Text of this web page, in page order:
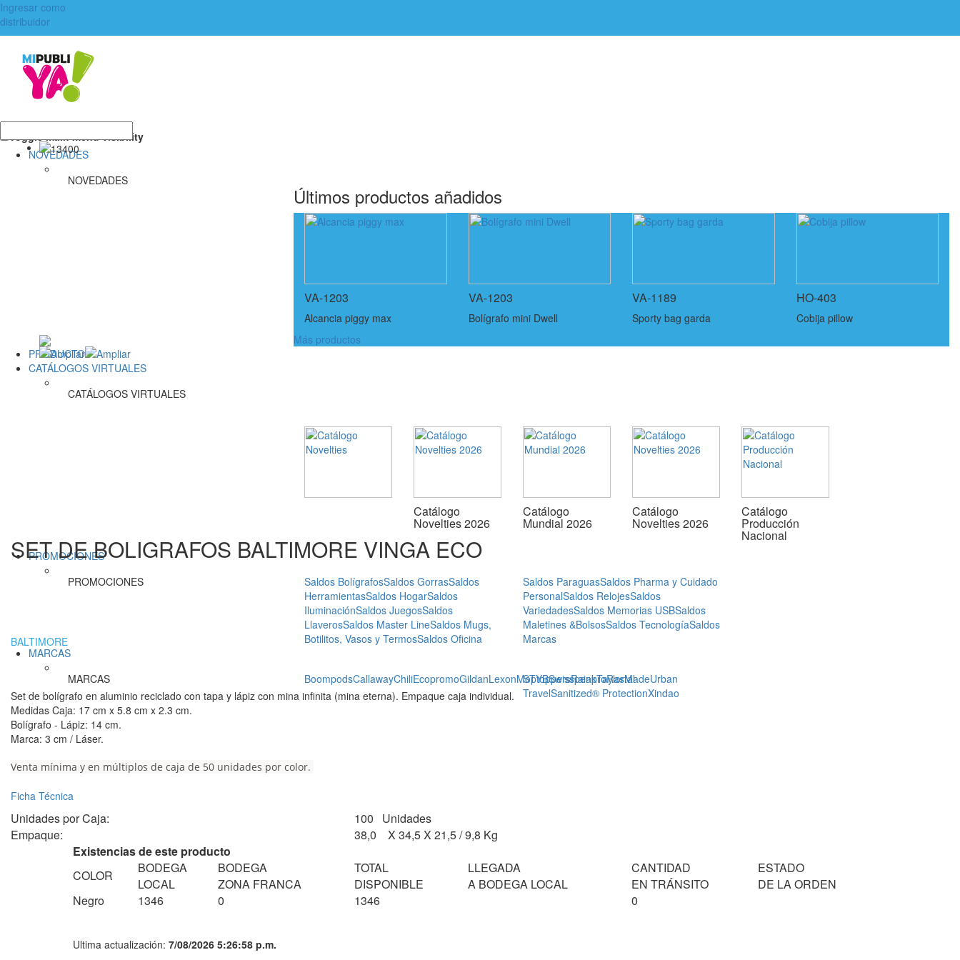
Ingresar como
distribuidor
Toggle main menu visibility
NOVEDADES
NOVEDADES
Últimos productos añadidos
VA-1203
Alcancia piggy max
VA-1203
Bolígrafo mini Dwell
VA-1189
Sporty bag garda
HO-403
Cobija pillow
Más productos
PRODUCTOS
CATÁLOGOS VIRTUALES
CATÁLOGOS VIRTUALES
Catálogo
Novelties 2026
Catálogo
Mundial 2026
Catálogo
Novelties 2026
Catálogo
Producción
Nacional
PROMOCIONES
PROMOCIONES
Saldos BolígrafosSaldos GorrasSaldos
HerramientasSaldos HogarSaldos
IluminaciónSaldos JuegosSaldos
LlaverosSaldos Master LineSaldos Mugs,
Botilitos, Vasos y TermosSaldos Oficina
Saldos ParaguasSaldos Pharma y Cuidado
PersonalSaldos RelojesSaldos
VariedadesSaldos Memorias USBSaldos
Maletines &BolsosSaldos TecnologíaSaldos
Marcas
MARCAS
MARCAS
BoompodsCallawayChiliEcopromoGildanLexonMoptoppersRainproRastal
STYBSwisspeakTaylorMadeUrban
TravelSanitized® ProtectionXindao
SET DE BOLIGRAFOS BALTIMORE VINGA ECO
BALTIMORE
Set de bolígrafo en aluminio reciclado con tapa y lápiz con mina infinita (mina eterna). Empaque caja individual.
Medidas Caja: 17 cm x 5.8 cm x 2.3 cm.
Bolígrafo - Lápiz: 14 cm.
Marca: 3 cm / Láser.
Venta mínima y en múltiplos de caja de 50 unidades por color.
Ficha Técnica
Unidades por Caja:
100 Unidades
Empaque:
38,0 X 34,5 X 21,5 / 9,8 Kg
Existencias de este producto
COLOR
BODEGA
LOCAL
BODEGA
ZONA FRANCA
TOTAL
DISPONIBLE
LLEGADA
A BODEGA LOCAL
CANTIDAD
EN TRÁNSITO
ESTADO
DE LA ORDEN
Negro
1346 0 1346 0
Ultima actualización: 7/08/2026 5:26:58 p.m.